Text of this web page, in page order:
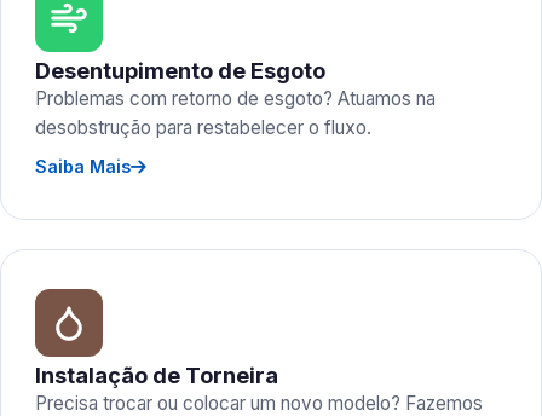
Desentupimento de Esgoto
Problemas com retorno de esgoto? Atuamos na
desobstrução para restabelecer o fluxo.
Saiba Mais
Instalação de Torneira
Precisa trocar ou colocar um novo modelo? Fazemos